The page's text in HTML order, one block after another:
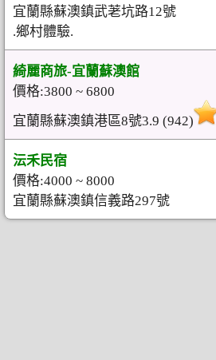
宜蘭縣蘇澳鎮武荖坑路12號
.鄉村體驗.
綺麗商旅-宜蘭蘇澳館
價格:3800 ~ 6800
宜蘭縣蘇澳鎮港區8號3.9 (942)
沄禾民宿
價格:4000 ~ 8000
宜蘭縣蘇澳鎮信義路297號